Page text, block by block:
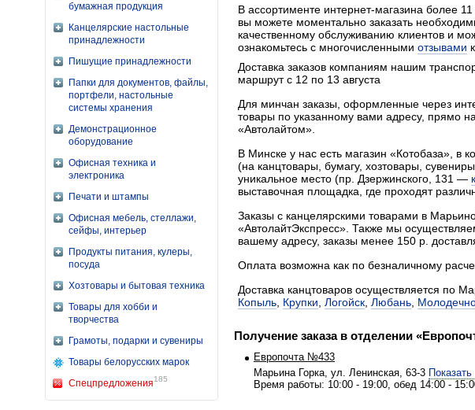
бумажная продукция
Канцелярские настольные
принадлежности
Пишущие принадлежности
Папки для документов, файлы,
портфели, настольные
системы хранения
Демонстрационное
оборудование
Офисная техника и
электроника
Печати и штампы
Офисная мебель, стеллажи,
сейфы, интерьер
Продукты питания, кулеры,
посуда
Хозтовары и бытовая техника
Товары для хобби и
творчества
Грамоты, подарки и сувениры
Товары белорусских марок
Спецпредложения185
В ассортименте интернет-магазина более
вы можете моментально заказать
качественному обслуживанию клиентов и
ознакомьтесь с многочисленными отзывами
Доставка заказов компаниям нашим
маршрут с 12 по 13 августа
Для минчан заказы, оформленные через
товары по указанному вами адресу, прямо
«Автолайтом».
В Минске у нас есть магазин «Котобаза», в
(на канцтовары, бумагу, хозтовары,
уникальное место (пр. Дзержинского, 131 —
выставочная площадка, где проходят
Заказы с канцелярскими товарами в
«АвтолайтЭкспресс». Также мы
вашему адресу, заказы менее 150 р.
Оплата возможна как по безналичному
Доставка канцтоваров осуществляется по
Копыль Крупки Логойск Любань
Получение заказа в отделении
Европочта №433
Марьина Горка, ул. Ленинская, 63-3
Время работы: 10:00 - 19:00, обед 14:00 -